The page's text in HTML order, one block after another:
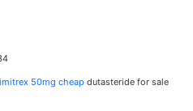
imitrex 50mg cheap dutasteride for sale